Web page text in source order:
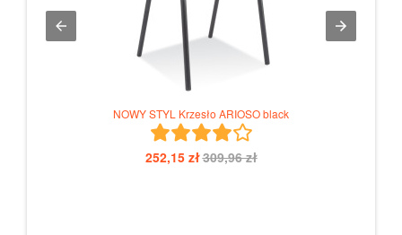
NOWY STYL Krzesło ARIOSO black
252,15 zł309,96 zł